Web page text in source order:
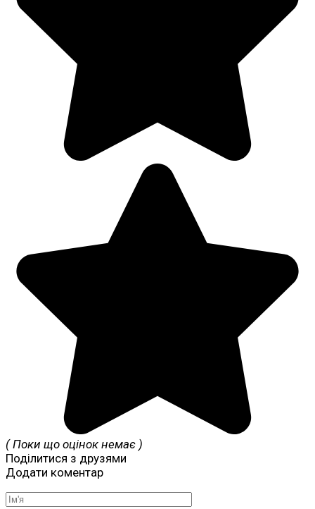
( Поки що оцінок немає )
Поділитися з друзями
Додати коментар
Ім'я